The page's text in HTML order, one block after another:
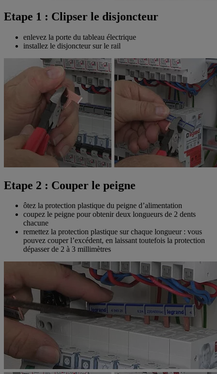
Etape 1 : Clipser le disjoncteur
enlevez la porte du tableau électrique
installez le disjoncteur sur le rail
Etape 2 : Couper le peigne
ôtez la protection plastique du peigne d’alimentation
coupez le peigne pour obtenir deux longueurs de 2 dents
chacune
remettez la protection plastique sur chaque longueur : vous
pouvez couper l’excédent, en laissant toutefois la protection
dépasser de 2 à 3 millimètres